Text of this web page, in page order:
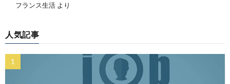
フランス生活 より
人気記事